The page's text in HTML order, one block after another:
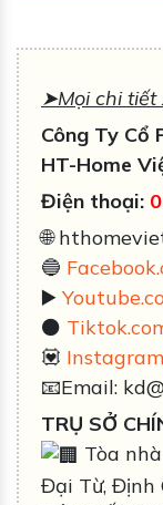
➤Mọi chi tiết
Công Ty Cổ
HT-Home
Điện thoại:
🌐
🔵
▶️
⚫️
💟
📧Email:
TRỤ SỞ
Tòa
Đại Từ, Định